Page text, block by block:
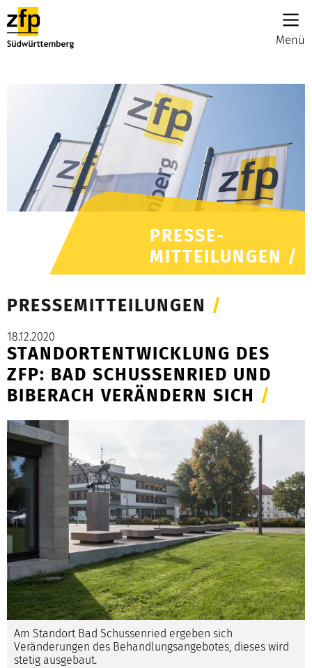
Menü
PRESSE-
MITTEILUNGEN /
PRESSEMITTEILUNGEN /
18.12.2020
STANDORTENTWICKLUNG DES
ZFP: BAD SCHUSSENRIED UND
BIBERACH VERÄNDERN SICH /
Am Standort Bad Schussenried ergeben sich
Veränderungen des Behandlungsangebotes, dieses wird
stetig ausgebaut.